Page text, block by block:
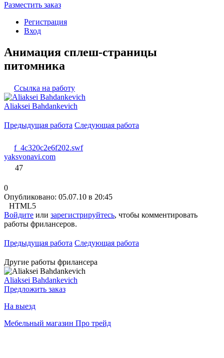
Разместить заказ
Регистрация
Вход
Анимация сплеш-страницы
питомника
Ссылка на работу
Aliaksei Bahdankevich
Предыдущая работа Следующая работа
f_4c320c2e6f202.swf
yaksvonavi.com
47
0
Опубликовано: 05.07.10 в 20:45
HTML5
Войдите или зарегистрируйтесь, чтобы комментировать
работы фрилансеров.
Предыдущая работа Следующая работа
Другие работы фрилансера
Aliaksei Bahdankevich
Предложить заказ
На выезд
Мебельный магазин Про трейд